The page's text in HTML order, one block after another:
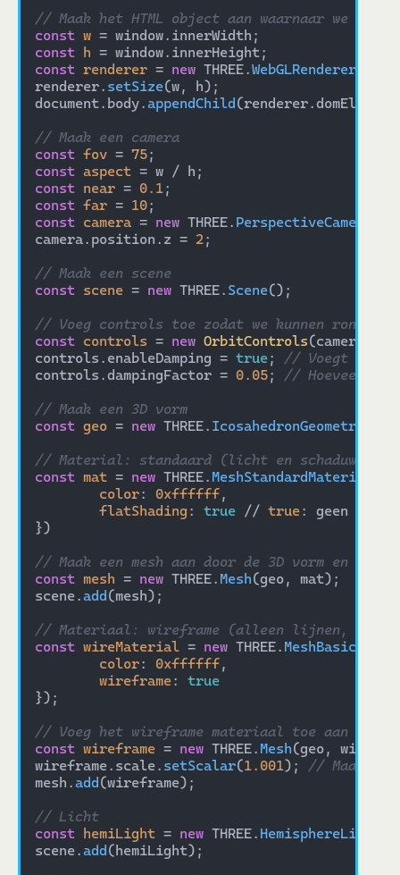
// Maak het HTML object aan waarnaar we
const w
const h
const renderer = new THREE.WebGLRenderer
renderer. setSize(w, h);
document.body.appendChild
// Maak een camera
const fov = 75
const aspect
const near = 0.1
const far = 10
const camera = new THREE. PerspectiveCamera
camera.position.z = 2;
// Maak een scene
const scene = new THREE. Scene();
// Voeg controls toe zodat we kunnen
const controls = new OrbitControls(camera,
controls.enableDamping = true; // Voegt een
controls.dampingFactor = 0.05; // Hoeveel
// Maak een 3D vorm
const geo = new THREE. IcosahedronGeometry
// Material: standaard (licht en schaduw,
const mat = new THREE. MeshStandardMaterial
color: 0xffffff,
flatShading : true // true: geen
})
// Maak een mesh aan door de 3D vorm en het
const mesh = new THREE. Mesh(geo, mat);
scene.add(mesh);
// Materiaal: wireframe (alleen lijnen, geen
const wireMaterial = new THREE.
color: 0xffffff,
wireframe: true
});
// Voeg het wireframe materiaal toe aan
const wireframe = new THREE. Mesh(geo,
wireframe.scale. setScalar(1.001); // Maak
mesh.add(wireframe);
// Licht
const hemiLight = new THREE. HemisphereLight
scene.add(hemiLight);